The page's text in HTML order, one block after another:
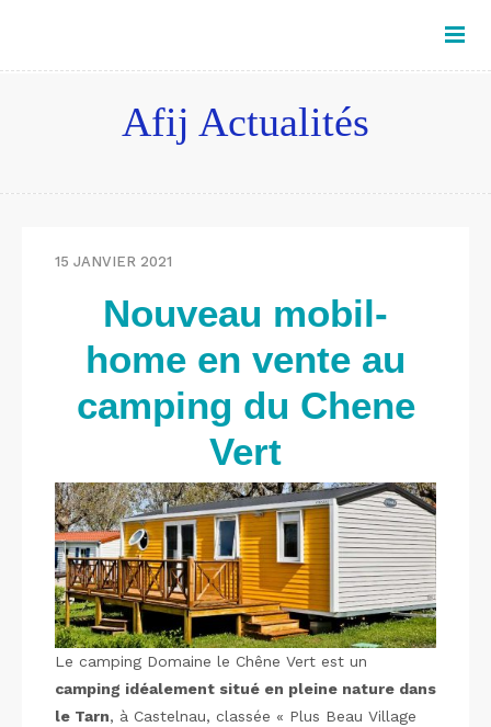
Afij Actualités
15 JANVIER 2021
Nouveau mobil-
home en vente au
camping du Chene
Vert
Le camping Domaine le Chêne Vert est un
camping idéalement situé en pleine nature dans
le Tarn, à Castelnau, classée « Plus Beau Village